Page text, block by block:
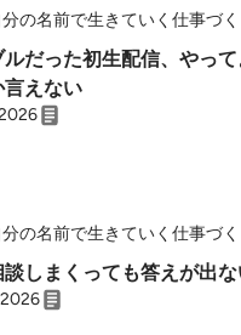
分の名前で生きていく仕事づ
だった初生配信、やっ
言えない
分の名前で生きていく仕事づ
しまくっても答えが出